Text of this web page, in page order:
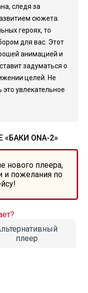
следя за
сюжета.
героях, то
для вас. Этот
анимацией и
задуматься о
целей. Не
увлекательное
ONA-2»
нового плеера,
и пожелания по
плеер